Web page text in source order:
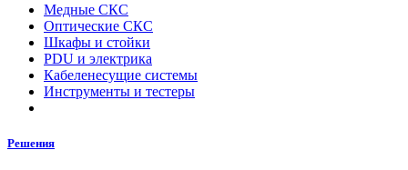
Медные СКС
Оптические СКС
Шкафы и стойки
PDU и электрика
Кабеленесущие системы
Инструменты и тестеры
Решения